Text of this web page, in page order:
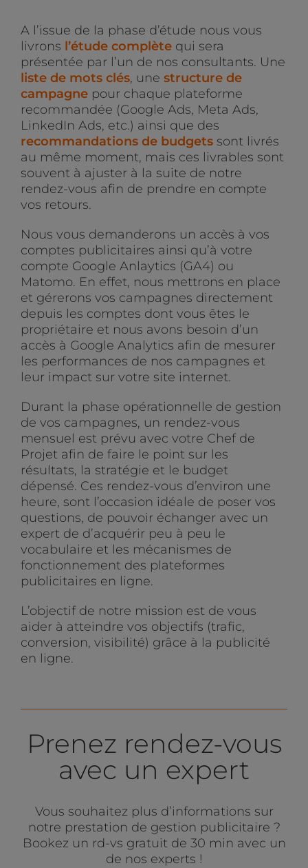
A l’issue de la phase d’étude nous vous
livrons l’étude complète qui sera
présentée par l’un de nos consultants. Une
liste de mots clés, une structure de
campagne pour chaque plateforme
recommandée (Google Ads, Meta Ads,
LinkedIn Ads, etc.) ainsi que des
recommandations de budgets sont livrés
au même moment, mais ces livrables sont
souvent à ajuster à la suite de notre
rendez-vous afin de prendre en compte
vos retours.
Nous vous demanderons un accès à vos
comptes publicitaires ainsi qu’à votre
compte Google Anlaytics (GA4) ou
Matomo. En effet, nous mettrons en place
et gérerons vos campagnes directement
depuis les comptes dont vous êtes le
propriétaire et nous avons besoin d’un
accès à Google Analytics afin de mesurer
les performances de nos campagnes et
leur impact sur votre site internet.
Durant la phase opérationnelle de gestion
de vos campagnes, un rendez-vous
mensuel est prévu avec votre Chef de
Projet afin de faire le point sur les
résultats, la stratégie et le budget
dépensé. Ces rendez-vous d’environ une
heure, sont l’occasion idéale de poser vos
questions, de pouvoir échanger avec un
expert de d’acquérir peu à peu le
vocabulaire et les mécanismes de
fonctionnement des plateformes
publicitaires en ligne.
L’objectif de notre mission est de vous
aider à atteindre vos objectifs (trafic,
conversion, visibilité) grâce à la publicité
en ligne.
Prenez rendez-vous
avec un expert
Vous souhaitez plus d’informations sur
notre prestation de gestion publicitaire ?
Bookez un rd-vs gratuit de 30 min avec un
de nos experts !